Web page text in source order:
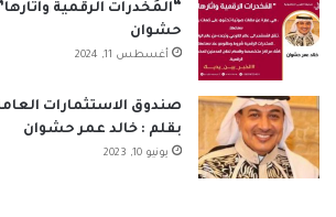
“المُخدرات الرقمية
حشوان
أغسطس 11, 2024
صندوق الاستثمارات
بقلم : خالد عمر حشوان
يونيو 10, 2023